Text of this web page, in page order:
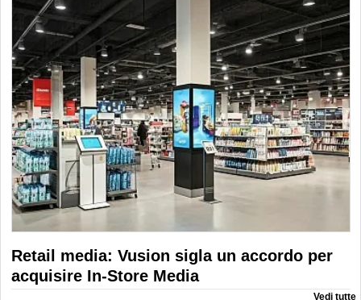
Retail media: Vusion sigla un accordo per
acquisire In-Store Media
Vedi tutte